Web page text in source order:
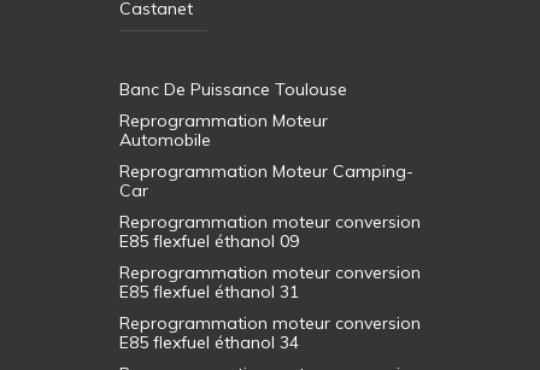
Castanet
Banc De Puissance Toulouse
Reprogrammation Moteur
Automobile
Reprogrammation Moteur Camping-
Car
Reprogrammation moteur conversion
E85 flexfuel éthanol 09
Reprogrammation moteur conversion
E85 flexfuel éthanol 31
Reprogrammation moteur conversion
E85 flexfuel éthanol 34